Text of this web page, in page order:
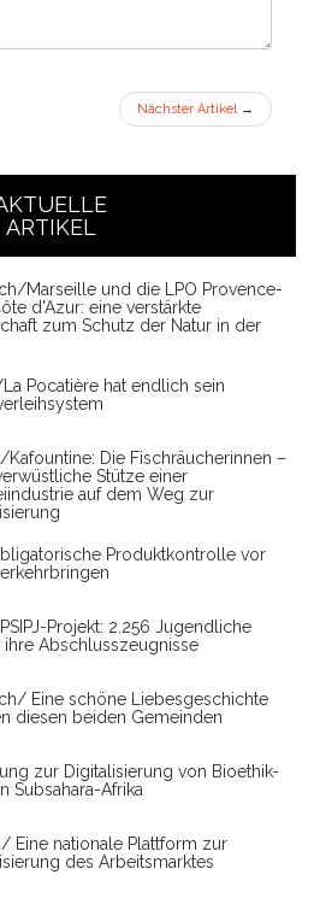
Nächster Artikel →
ARTIKEL
Marseille und die LPO Provence-
d'Azur: eine verstärkte
zum Schutz der Natur in der
Pocatière hat endlich sein
Kafountine: Die Fischräucherinnen –
Stütze einer
auf dem Weg zur
Produktkontrolle vor
Projekt: 2.256 Jugendliche
ihre Abschlusszeugnisse
Eine schöne Liebesgeschichte
diesen beiden Gemeinden
zur Digitalisierung von Bioethik-
Subsahara-Afrika
Eine nationale Plattform zur
des Arbeitsmarktes